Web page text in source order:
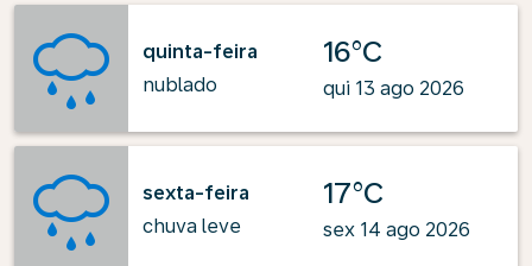
quinta-feira
nublado
16°C
qui 13 ago 2026
sexta-feira
chuva leve
17°C
sex 14 ago 2026